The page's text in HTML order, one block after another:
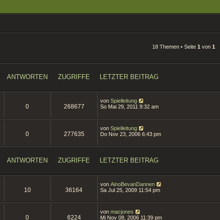
18 Themen • Seite 1 von 1
ANTWORTEN ZUGRIFFE LETZTER BEITRAG
0 268677
von Spielleitung
So Mai 29, 2011 9:32 am
0 277635
von Spielleitung
Do Nov 23, 2006 6:43 pm
ANTWORTEN ZUGRIFFE LETZTER BEITRAG
10 36164
von AinoBevanDannen
Sa Jul 25, 2009 11:54 pm
0 6224
von macjones
Mi Nov 08, 2006 11:39 pm